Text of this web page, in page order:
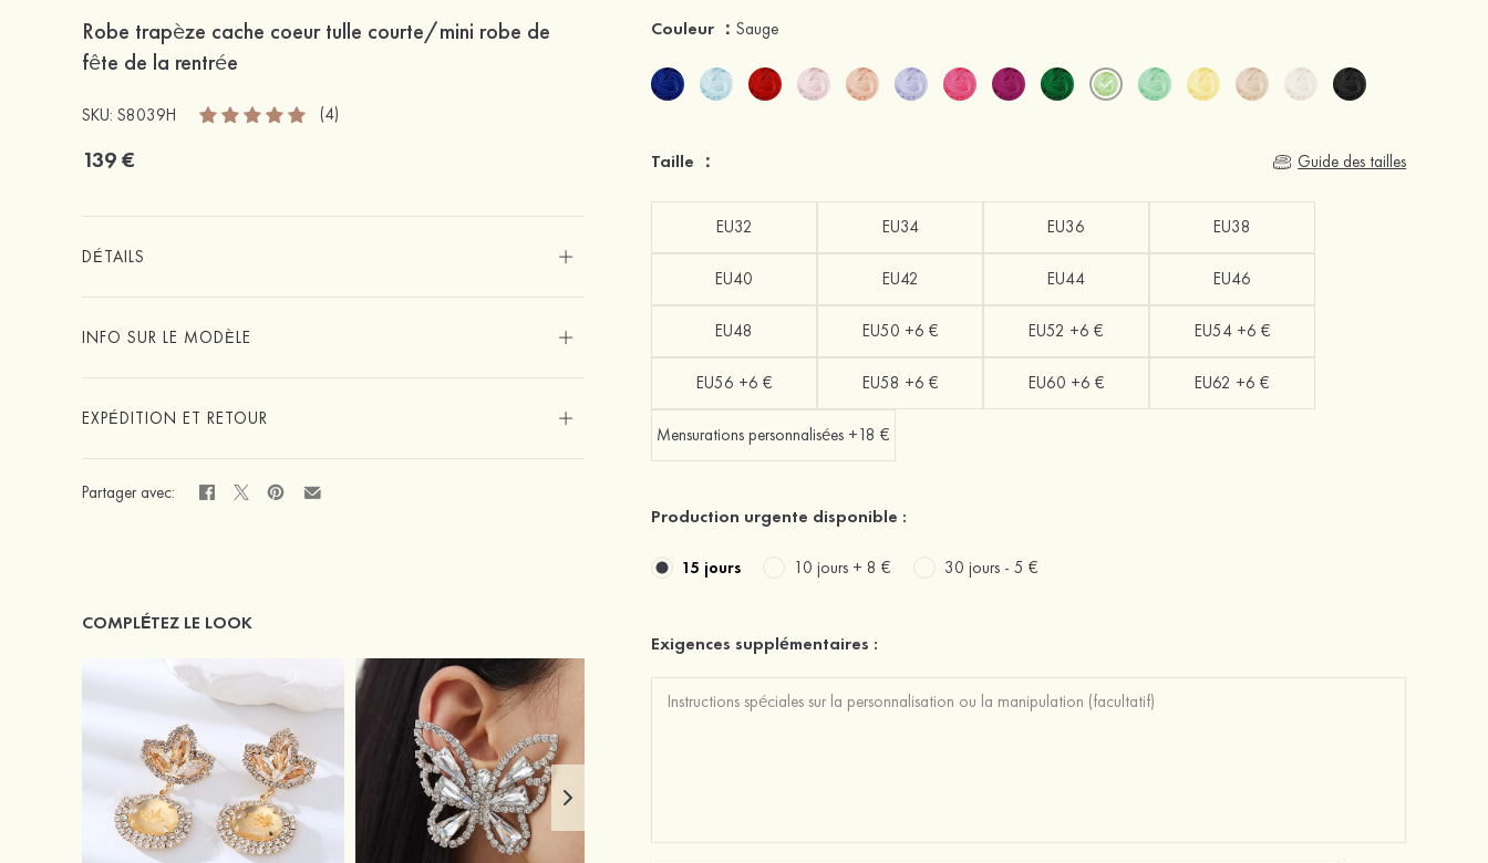
Robe trapèze cache coeur tulle courte/mini robe de
fête de la rentrée
SKU: S8039H (4)
139 €
DÉTAILS
INFO SUR LE MODÈLE
EXPÉDITION ET RETOUR
Partager avec:
COMPLÉTEZ LE LOOK
Couleur ：Sauge
Taille ： Guide des tailles
EU32 EU34 EU36 EU38
EU40 EU42 EU44 EU46
EU48 EU50 +6 € EU52 +6 € EU54 +6 €
EU56 +6 € EU58 +6 € EU60 +6 € EU62 +6 €
Mensurations personnalisées +18 €
Production urgente disponible :
15 jours 10 jours + 8 € 30 jours -5 €
Exigences supplémentaires :